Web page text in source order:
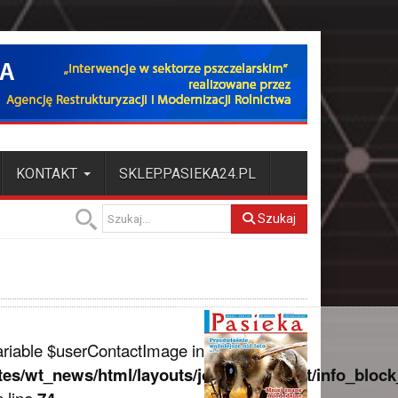
KONTAKT SKLEP.PASIEKA24.PL
Szukaj
$userContactImage in
wt_news/html/layouts/joomla/content/